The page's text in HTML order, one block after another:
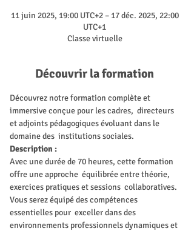
11 juin 2025, 19:00 UTC+2 – 17 déc. 2025, 22:00
UTC+1
Classe virtuelle
Découvrir la formation
Découvrez notre formation complète et
immersive conçue pour les cadres,  directeurs
et adjoints pédagogiques évoluant dans le
domaine des  institutions sociales.
Description :
Avec une durée de 70 heures, cette formation
offre une approche  équilibrée entre théorie,
exercices pratiques et sessions  collaboratives.
Vous serez équipé des compétences
essentielles pour  exceller dans des
environnements professionnels dynamiques et